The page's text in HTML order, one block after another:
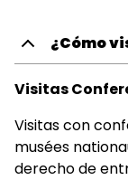
¿Cómo
Visitas
Visitas con
musées
derecho de